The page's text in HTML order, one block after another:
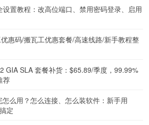
置教程：改高位端口、禁用密码登录、启用
惠码/搬瓦工优惠套餐/高速线路/新手教程整
GIA SLA 套餐补货：$65.89/季度，99.99%
荐
么用？怎么连接、怎么装软件：新手用
定